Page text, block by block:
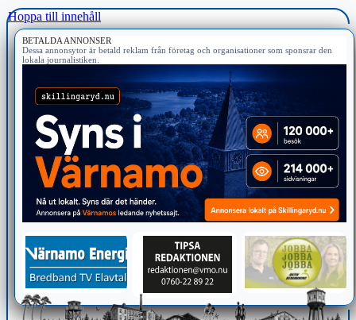
Hoppa till innehåll
BETALDA ANNONSER
Dessa annonsytor är betald reklam från företag och organisationer som sponsrar den
lokala journalistiken.